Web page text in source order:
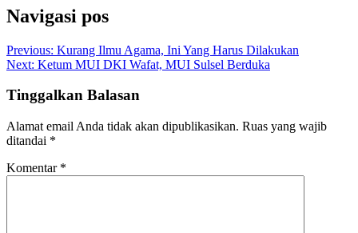
Navigasi pos
Previous: Kurang Ilmu Agama, Ini Yang Harus Dilakukan
Next: Ketum MUI DKI Wafat, MUI Sulsel Berduka
Tinggalkan Balasan
Alamat email Anda tidak akan dipublikasikan. Ruas yang wajib
ditandai *
Komentar *